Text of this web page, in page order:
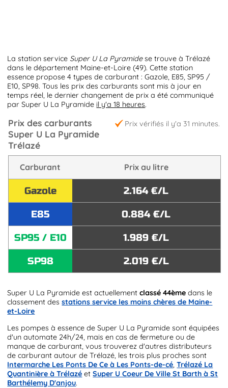
La station service Super U La Pyramidese trouve à Trélazé
dans le département Maine-et-Loire (49). Cette station
essence propose 4 types de carburant : Gazole, E85, SP95 /
E10, SP98. Tous les prix des carburants sont mis à jour en
temps réel, le dernier changement de prix a été communiqué
par Super U La Pyramide il y'a 18 heures.
Prix vérifiés il y'a 31 minutes.
Prix des carburants
Super U La Pyramide
Trélazé
Carburant Prix au litre
Gazole
2.164 €/L
E85
0.884 €/L
SP95 / E10
1.989 €/L
SP98
2.019 €/L
Super U La Pyramide est actuellementclassé 44ème dans le
classement desstations service les moins chères de Maine-
et-Loire
Les pompes à essence de Super U La Pyramide sont équipées
d'un automate 24h/24, mais en cas de fermeture ou de
manque de carburant, vous trouverez d'autres distributeurs
de carburant autour de Trélazé, les trois plus proches sont
Intermarche Les Ponts De Ce à Les Ponts-de-cé,Trélazé La
Quantinière à Trélazé etSuper U Coeur De Ville St Barth à St
Barthélemy D'anjou.